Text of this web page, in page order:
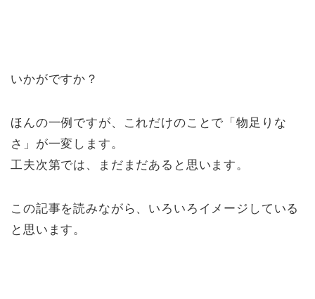
いかがですか？
ほんの一例ですが、これだけのことで「物足りな
さ」が一変します。
工夫次第では、まだまだあると思います。
この記事を読みながら、いろいろイメージしている
と思います。